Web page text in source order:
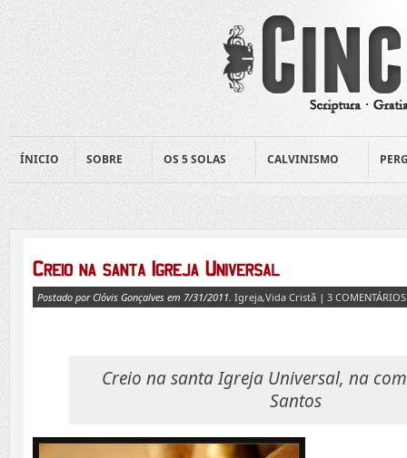
ÍNICIO SOBRE OS 5 SOLAS CALVINISMO
Postado por Clóvis Gonçalves em 7/31/2011. Igreja,Vida Cristã | 3 COMENTÁRIOS
Creio na santa Igreja Universal, na
Santos